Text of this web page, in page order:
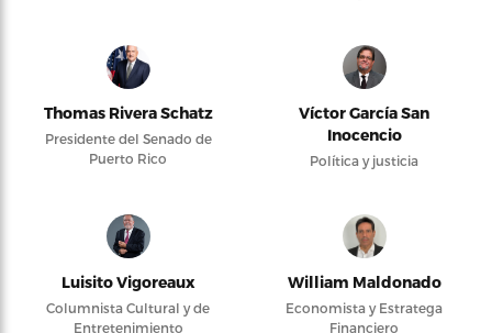
Thomas Rivera Schatz
Presidente del Senado de
Puerto Rico
Víctor García San
Inocencio
Política y justicia
Luisito Vigoreaux
Columnista Cultural y de
Entretenimiento
William Maldonado
Economista y Estratega
Financiero